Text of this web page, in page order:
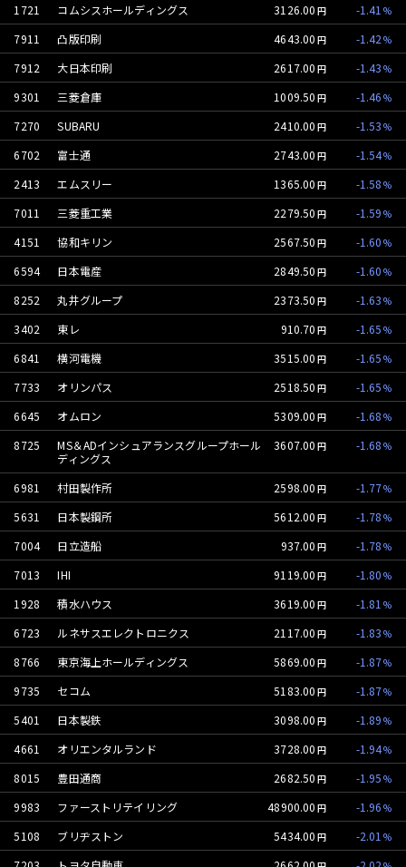
1721
コムシスホールディングス 3126.00
-1.41
7911
凸版印刷 4643.00
-1.42
7912
大日本印刷 2617.00
-1.43
9301
三菱倉庫 1009.50
-1.46
7270
SUBARU 2410.00
-1.53
6702
富士通 2743.00
-1.54
2413
エムスリー 1365.00
-1.58
7011
三菱重工業 2279.50
-1.59
4151
協和キリン 2567.50
-1.60
6594
日本電産 2849.50
-1.60
8252
丸井グループ 2373.50
-1.63
3402
東レ 910.70
-1.65
6841
横河電機 3515.00
-1.65
7733
オリンパス 2518.50
-1.65
6645
オムロン 5309.00
-1.68
8725
MS＆ADインシュアランスグループホール
ディングス
3607.00 -1.68
6981 村田製作所 2598.00
-1.77
5631
日本製鋼所 5612.00
-1.78
7004
日立造船 937.00
-1.78
7013
IHI 9119.00
-1.80
1928
積水ハウス 3619.00
-1.81
6723
ルネサスエレクトロニクス 2117.00
-1.83
8766
東京海上ホールディングス 5869.00
-1.87
9735
セコム 5183.00
-1.87
5401
日本製鉄 3098.00
-1.89
4661
オリエンタルランド 3728.00
-1.94
8015
豊田通商 2682.50
-1.95
9983
ファーストリテイリング 48900.00
-1.96
5108
ブリヂストン 5434.00
-2.01